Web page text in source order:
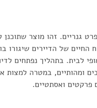
גנריים. זהו מוצר שתוכנן
של הדיירים שיגורו
לבית. בתהליך נפתחים
ומהותיים, במטרה למצות
פרקטים ואסתטיים.